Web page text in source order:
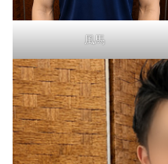
風馬